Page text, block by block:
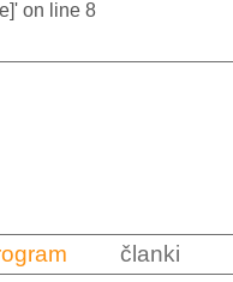
on line 8
članki